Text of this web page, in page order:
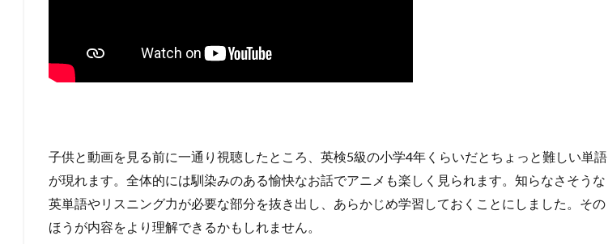
子供と動画を見る前に一通り視聴したところ、英検5級の小学4年くらいだとちょっと難しい単語
が現れます。全体的には馴染みのある愉快なお話でアニメも楽しく見られます。知らなさそうな
英単語やリスニング力が必要な部分を抜き出し、あらかじめ学習しておくことにしました。その
ほうが内容をより理解できるかもしれません。